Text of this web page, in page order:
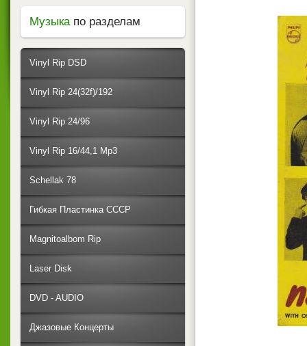
Музыка по разделам
Vinyl Rip DSD
Vinyl Rip 24(32f)/192
Vinyl Rip 24/96
Vinyl Rip 16/44,1 Mp3
Schellak 78
Гибкая Пластинка СССР
Magnitoalbom Rip
Laser Disk
DVD - AUDIO
Джазовые Концерты